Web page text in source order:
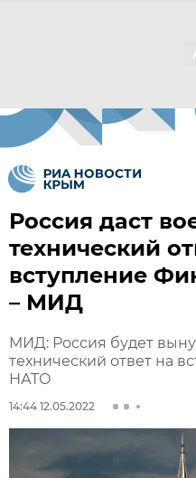
Россия даст
технический
вступление
– МИД
МИД: Россия будет
технический ответ на
НАТО
14:44 12.05.2022